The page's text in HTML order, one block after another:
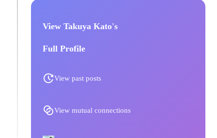
View Takuya Kato's
Full Profile
View past posts
View mutual connections